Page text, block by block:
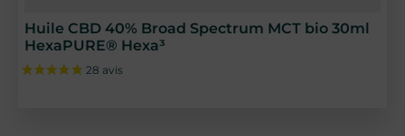
Huile CBD 40% Broad Spectrum MCT bio 30ml
HexaPURE® Hexa³